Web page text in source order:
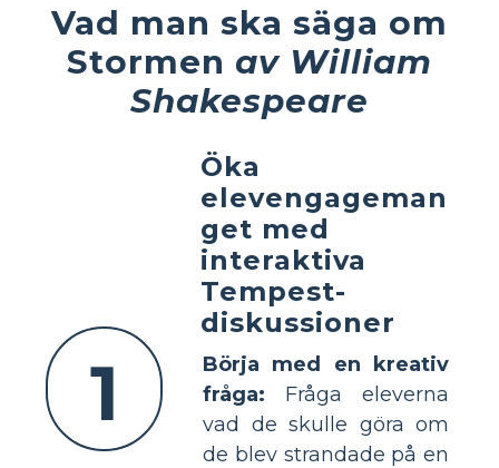
Vad man ska säga om
Stormen av William
Shakespeare
1
Öka
elevengageman
get med
interaktiva
Tempest-
diskussioner
Börja med en kreativ
fråga: Fråga eleverna
vad de skulle göra om
de blev strandade på en